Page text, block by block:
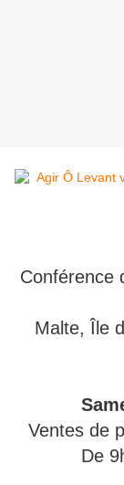
Conférence
Malte, Île
Ventes de
De